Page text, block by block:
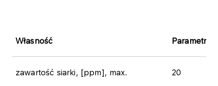
Własność Parametry
zawartość siarki, [ppm], max. 20